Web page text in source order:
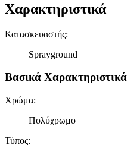
Χαρακτηριστικά
Κατασκευαστής:
Sprayground
Βασικά Χαρακτηριστικά
Χρώμα:
Πολύχρωμο
Τύπος: